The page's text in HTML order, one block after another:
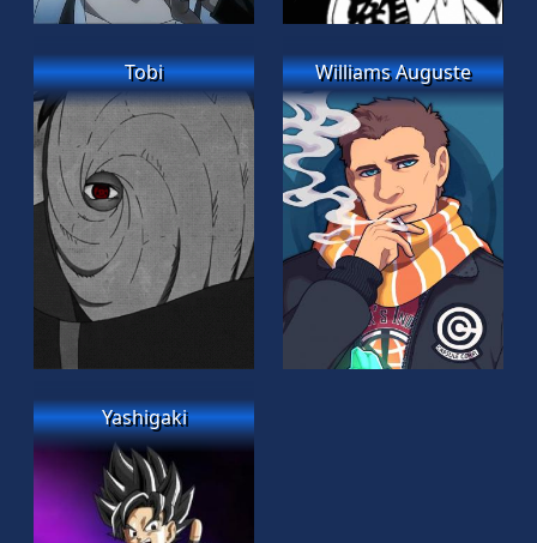
Tobi Williams Auguste
Yashigaki